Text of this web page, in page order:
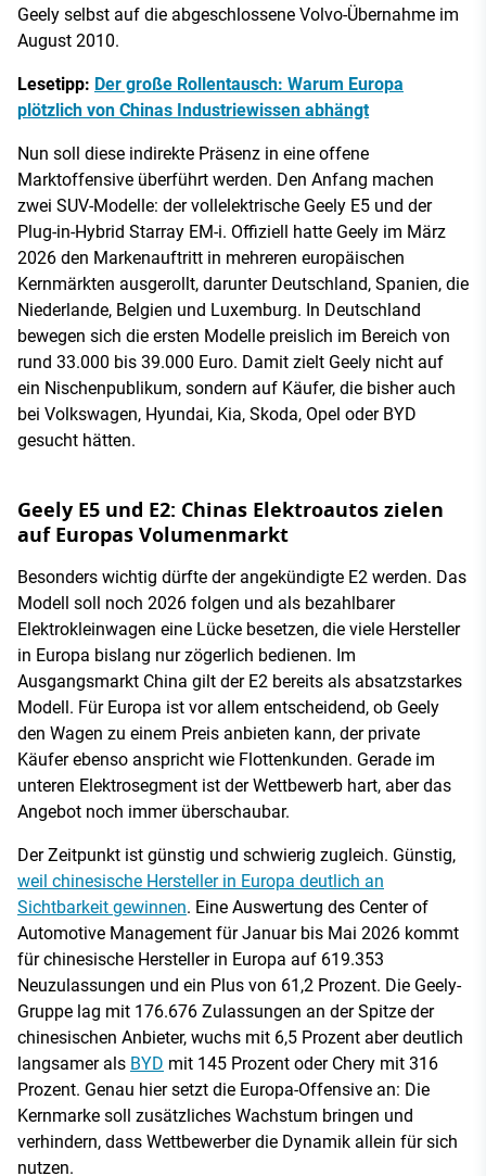
Geely selbst auf die abgeschlossene Volvo-Übernahme im
August 2010.
Lesetipp: Der große Rollentausch: Warum Europa
plötzlich von Chinas Industriewissen abhängt
Nun soll diese indirekte Präsenz in eine offene
Marktoffensive überführt werden. Den Anfang machen
zwei SUV-Modelle: der vollelektrische Geely E5 und der
Plug-in-Hybrid Starray EM-i. Offiziell hatte Geely im März
2026 den Markenauftritt in mehreren europäischen
Kernmärkten ausgerollt, darunter Deutschland, Spanien, die
Niederlande, Belgien und Luxemburg. In Deutschland
bewegen sich die ersten Modelle preislich im Bereich von
rund 33.000 bis 39.000 Euro. Damit zielt Geely nicht auf
ein Nischenpublikum, sondern auf Käufer, die bisher auch
bei Volkswagen, Hyundai, Kia, Skoda, Opel oder BYD
gesucht hätten.
Geely E5 und E2: Chinas Elektroautos zielen
auf Europas Volumenmarkt
Besonders wichtig dürfte der angekündigte E2 werden. Das
Modell soll noch 2026 folgen und als bezahlbarer
Elektrokleinwagen eine Lücke besetzen, die viele Hersteller
in Europa bislang nur zögerlich bedienen. Im
Ausgangsmarkt China gilt der E2 bereits als absatzstarkes
Modell. Für Europa ist vor allem entscheidend, ob Geely
den Wagen zu einem Preis anbieten kann, der private
Käufer ebenso anspricht wie Flottenkunden. Gerade im
unteren Elektrosegment ist der Wettbewerb hart, aber das
Angebot noch immer überschaubar.
Der Zeitpunkt ist günstig und schwierig zugleich. Günstig,
weil chinesische Hersteller in Europa deutlich an
Sichtbarkeit gewinnen. Eine Auswertung des Center of
Automotive Management für Januar bis Mai 2026 kommt
für chinesische Hersteller in Europa auf 619.353
Neuzulassungen und ein Plus von 61,2 Prozent. Die Geely-
Gruppe lag mit 176.676 Zulassungen an der Spitze der
chinesischen Anbieter, wuchs mit 6,5 Prozent aber deutlich
langsamer als BYD mit 145 Prozent oder Chery mit 316
Prozent. Genau hier setzt die Europa-Offensive an: Die
Kernmarke soll zusätzliches Wachstum bringen und
verhindern, dass Wettbewerber die Dynamik allein für sich
nutzen.